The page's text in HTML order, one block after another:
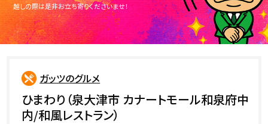
越しの際は是非お立ち寄りくださいませ！
ガッツのグルメ
ひまわり（泉大津市 カナートモール和泉府中
内/和風レストラン）